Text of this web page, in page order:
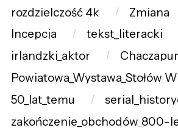
rozdzielczość_4k
Zmiana
Incepcja
tekst_literacki
irlandzki_aktor
50_lat_temu
zakończenie_obchodów_800-